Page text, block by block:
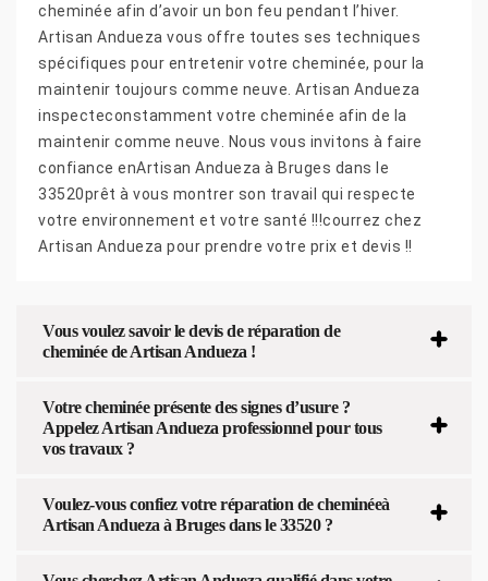
cheminée afin d’avoir un bon feu pendant l’hiver.
Artisan Andueza vous offre toutes ses techniques
spécifiques pour entretenir votre cheminée, pour la
maintenir toujours comme neuve. Artisan Andueza
inspecteconstamment votre cheminée afin de la
maintenir comme neuve. Nous vous invitons à faire
confiance enArtisan Andueza à Bruges dans le
33520prêt à vous montrer son travail qui respecte
votre environnement et votre santé !!!courrez chez
Artisan Andueza pour prendre votre prix et devis !!
Vous voulez savoir le devis de réparation de
cheminée de Artisan Andueza !
Votre cheminée présente des signes d’usure ?
Appelez Artisan Andueza professionnel pour tous
vos travaux ?
Voulez-vous confiez votre réparation de cheminéeà
Artisan Andueza à Bruges dans le 33520 ?